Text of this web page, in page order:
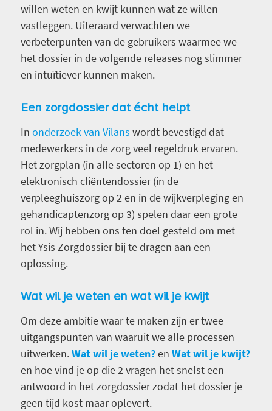
willen weten en kwijt kunnen wat ze willen
vastleggen. Uiteraard verwachten we
verbeterpunten van de gebruikers waarmee we
het dossier in de volgende releases nog slimmer
en intuïtiever kunnen maken.
Een zorgdossier dat écht helpt
In onderzoek van Vilans wordt bevestigd dat
medewerkers in de zorg veel regeldruk ervaren.
Het zorgplan (in alle sectoren op 1) en het
elektronisch cliëntendossier (in de
verpleeghuiszorg op 2 en in de wijkverpleging en
gehandicaptenzorg op 3) spelen daar een grote
rol in. Wij hebben ons ten doel gesteld om met
het Ysis Zorgdossier bij te dragen aan een
oplossing.
Wat wil je weten en wat wil je kwijt
Om deze ambitie waar te maken zijn er twee
uitgangspunten van waaruit we alle processen
uitwerken.Wat wil je weten?en Wat wil je kwijt?
en hoe vind je op die 2 vragen het snelst een
antwoord in het zorgdossier zodat het dossier je
geen tijd kost maar oplevert.